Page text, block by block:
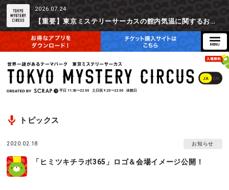
2026.07.24
【重要】東京ミステリーサーカスの館内気温に関するお詫びとご参加辞退時の返金対応について
JA EN
平日 11:30〜22:00 土日祝 9:20〜22:00 休館日
トピックス
2020.02.18 お知らせ
「ヒミツキチラボ365」ロゴ＆会場イメージ公開！